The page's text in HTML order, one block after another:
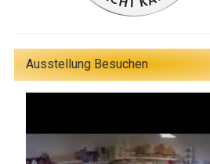
Ausstellung Besuchen